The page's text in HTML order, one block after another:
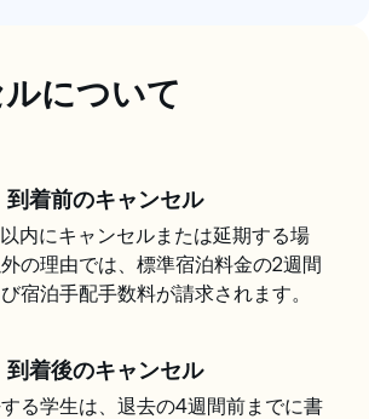
について
到着前のキャンセル
内にキャンセルまたは延期する場
の理由では、標準宿泊料金の2週間
宿泊手配手数料が請求されます。
到着後のキャンセル
る学生は、退去の4週間前までに書